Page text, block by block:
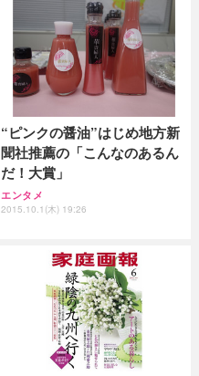
“ピンクの醤油”はじめ地方新
聞社推薦の「こんなのあるん
だ！大賞」
エンタメ
2015.10.1(木) 19:26